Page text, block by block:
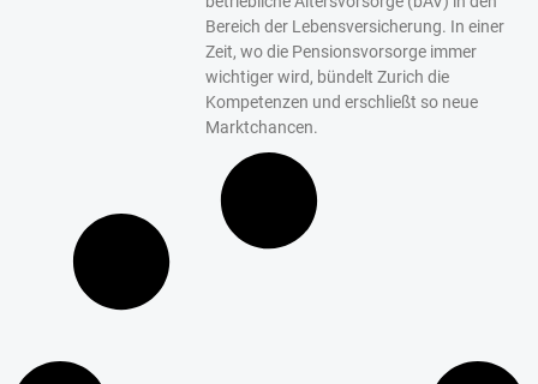
Bereich der Lebensversicherung. In einer
Zeit, wo die Pensionsvorsorge immer
wichtiger wird, bündelt Zurich die
Kompetenzen und erschließt so neue
Marktchancen.